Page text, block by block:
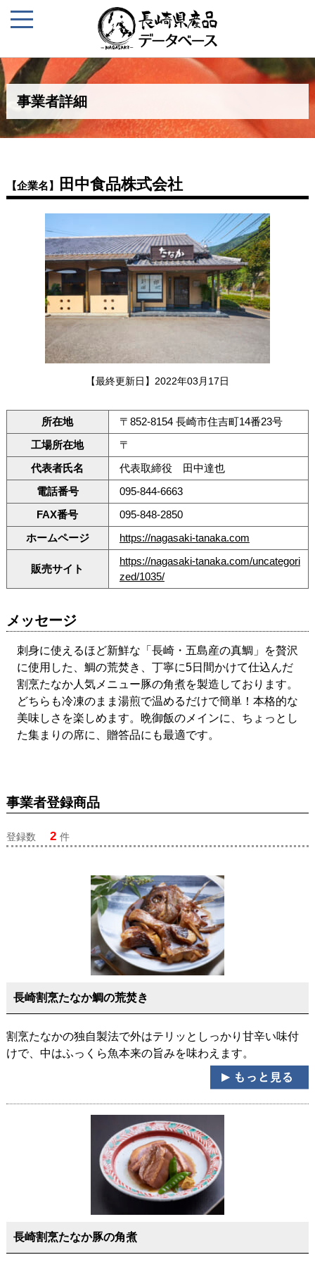
事業者詳細
【企業名】 田中食品株式会社
【最終更新日】2022年03月17日
所在地
〒852-8154 長崎市住吉町14番23号
工場所在地
〒
代表者氏名
代表取締役 田中達也
電話番号
095-844-6663
FAX番号
095-848-2850
ホームページ
https://nagasaki-tanaka.com
販売サイト
https://nagasaki-tanaka.com/uncategori
zed/1035/
メッセージ
刺身に使えるほど新鮮な「長崎・五島産の真鯛」を贅沢
に使用した、鯛の荒焚き、丁寧に5日間かけて仕込んだ
割烹たなか人気メニュー豚の角煮を製造しております。
どちらも冷凍のまま湯煎で温めるだけで簡単！本格的な
美味しさを楽しめます。晩御飯のメインに、ちょっとし
た集まりの席に、贈答品にも最適です。
事業者登録商品
登録数 2 件
長崎割烹たなか鯛の荒焚き
割烹たなかの独自製法で外はテリッとしっかり甘辛い味付
けで、中はふっくら魚本来の旨みを味わえます。
長崎割烹たなか豚の角煮